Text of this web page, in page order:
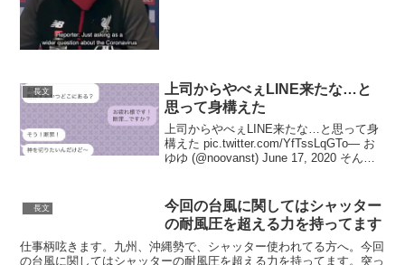
長文
上司からやべぇLINE来たな…と
思って身構えた
上司からやべぇLINE来たな…と思って身
構えた pic.twitter.com/YfTssLqGTo— お
ゆゆ (@noovanst) June 17, 2020 そんな
長文
今回の台風に関してはシャッター
の耐風圧を超える力を持ってます
仕事柄呟きます。九州、沖縄勢で、シャッター使われてる方へ。今回
の台風に関してはシャッターの耐風圧を超える力を持ってます。突っ